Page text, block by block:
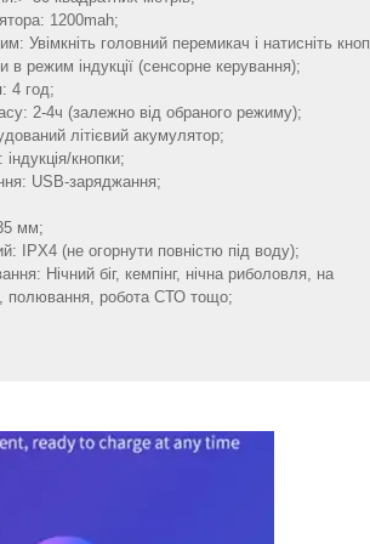
1200mah;
Увімкніть головний перемикач і натисніть
в режим індукції (сенсорне керування);
4 год;
2-4ч (залежно від обраного режиму);
літієвий акумулятор;
кнопки;
USB-заряджання;
мм;
IPX4 (не огорнути повністю під воду);
Нічний біг, кемпінг, нічна риболовля, на
полювання, робота СТО тощо;